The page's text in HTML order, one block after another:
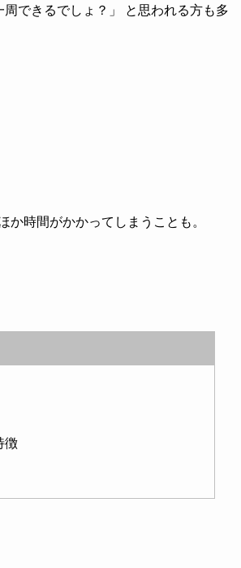
できるでしょ？」 と思われる方も多
時間がかかってしまうことも。
徴